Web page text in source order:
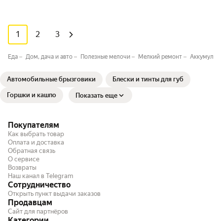
1 2 3
Еда Дом, дача и авто Полезные мелочи Мелкий ремонт
Автомобильные брызговики Блески и тинты для губ
Горшки и кашпо Показать еще
Покупателям
Как выбрать товар
Оплата и доставка
Обратная связь
О сервисе
Возвраты
Наш канал в Telegram
Сотрудничество
Открыть пункт выдачи заказов
Продавцам
Сайт для партнёров